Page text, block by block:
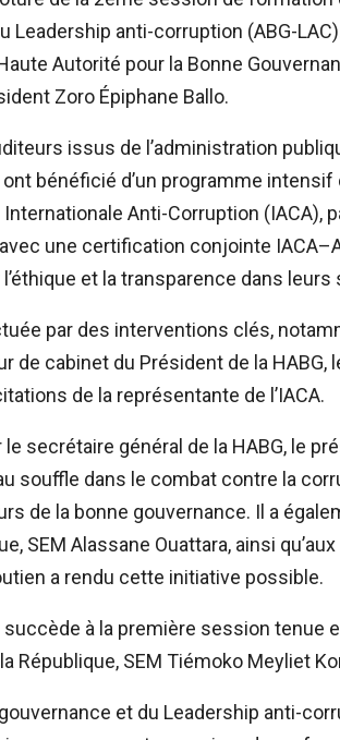
Leadership anti-corruption (ABG-
Autorité pour la Bonne
Zoro Épiphane Ballo.
issus de l’administration
bénéficié d’un programme
Anti-Corruption (IACA),
une certification conjointe
et la transparence dans leurs
par des interventions clés,
de cabinet du Président de la
de la représentante de l’IACA.
secrétaire général de la HABG, le
souffle dans le combat contre la
de la bonne gouvernance. Il a
SEM Alassane Ouattara, ainsi
a rendu cette initiative possible.
à la première session tenue
République, SEM Tiémoko Meyliet
et du Leadership anti-